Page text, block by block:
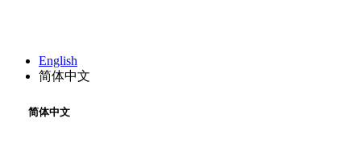
English
简体中文
简体中文